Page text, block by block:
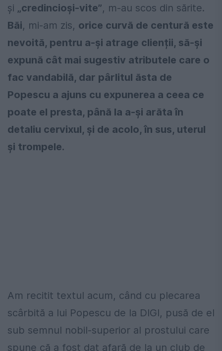
și „credincioși-vite”, m-au scos din sărite.
Băi, mi-am zis, orice curvă de centură este
nevoită, pentru a-și atrage clienții, să-și
expună cât mai sugestiv atributele care o
fac vandabilă, dar pârlitul ăsta de
Popescu a ajuns cu expunerea a ceea ce
poate el presta, până la a-și arăta în
detaliu cervixul, și de acolo, în sus, uterul
și trompele.
Am recitit textul acum, când cu plecarea
scârbită a lui Popescu de la DIGI, pusă de el
sub semnul nobil-superior al prostului care
spune că a fost dat afară de la un club de